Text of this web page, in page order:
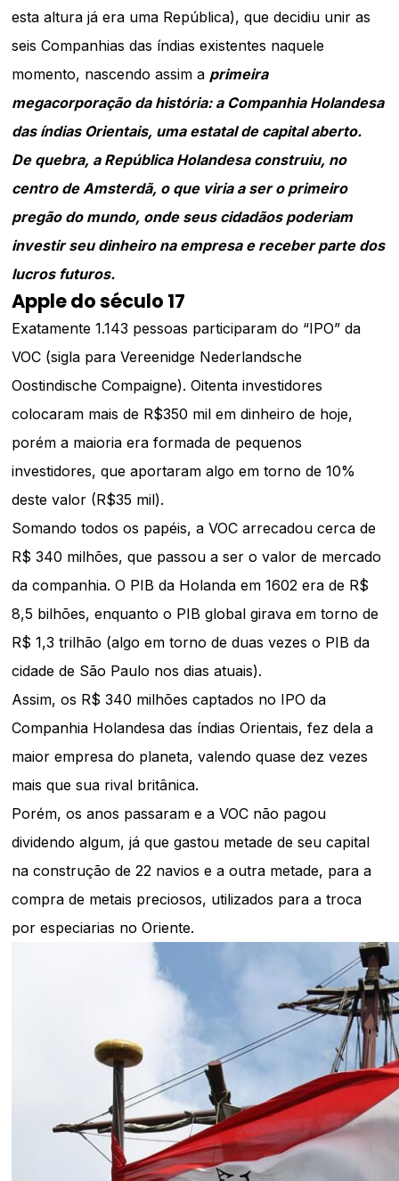
esta altura já era uma República), que decidiu unir as
seis Companhias das índias existentes naquele
momento, nascendo assim a primeira
megacorporação da história: a Companhia Holandesa
das índias Orientais, uma estatal de capital aberto.
De quebra, a República Holandesa construiu, no
centro de Amsterdã, o que viria a ser o primeiro
pregão do mundo, onde seus cidadãos poderiam
investir seu dinheiro na empresa e receber parte dos
lucros futuros.
Apple do século 17
Exatamente 1.143 pessoas participaram do “IPO” da
VOC (sigla para Vereenidge Nederlandsche
Oostindische Compaigne). Oitenta investidores
colocaram mais de R$350 mil em dinheiro de hoje,
porém a maioria era formada de pequenos
investidores, que aportaram algo em torno de 10%
deste valor (R$35 mil).
Somando todos os papéis, a VOC arrecadou cerca de
R$ 340 milhões, que passou a ser o valor de mercado
da companhia. O PIB da Holanda em 1602 era de R$
8,5 bilhões, enquanto o PIB global girava em torno de
R$ 1,3 trilhão (algo em torno de duas vezes o PIB da
cidade de São Paulo nos dias atuais).
Assim, os R$ 340 milhões captados no IPO da
Companhia Holandesa das índias Orientais, fez dela a
maior empresa do planeta, valendo quase dez vezes
mais que sua rival britânica.
Porém, os anos passaram e a VOC não pagou
dividendo algum, já que gastou metade de seu capital
na construção de 22 navios e a outra metade, para a
compra de metais preciosos, utilizados para a troca
por especiarias no Oriente.